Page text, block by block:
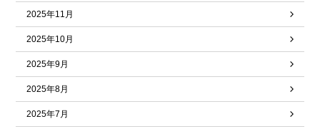
2025年11月
2025年10月
2025年9月
2025年8月
2025年7月